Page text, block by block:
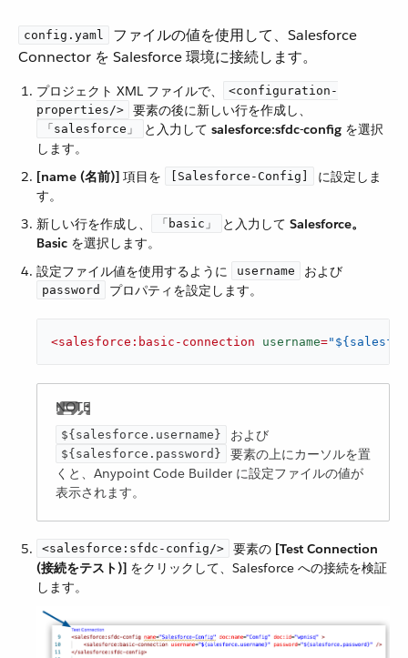
config.yaml
​ ファイルの値を使用して、Salesforce
Connector を Salesforce 環境に接続します。
プロジェクト XML ファイルで、​
<configuration-
properties/>
​ 要素の後に新しい行を作成し、​
「salesforce」 ​と入力して ​ salesforce:sfdc-config ​ を選択
します。
[name (名前)] ​ 項目を ​ [Salesforce-Config]
​ に設定しま
す。
新しい行を作成し、​
「basic」 ​と入力して ​ Salesforce。
Basic ​ を選択します。
設定ファイル値を使用するように ​
username ​ および ​
password ​ プロパティを設定します。
<salesforce:basic-connection username=
${salesforce.username} ​ および ​
${salesforce.password}
​ 要素の上にカーソルを置
くと、Anypoint Code Builder に設定ファイルの値が
表示されます。
<salesforce:sfdc-config/> ​ 要素の ​ [Test Connection
(接続をテスト)] ​ をクリックして、Salesforce への接続を検証
します。